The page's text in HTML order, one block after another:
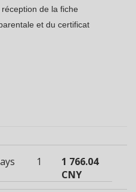
de la fiche
et du certificat
1
1 766.04
CNY